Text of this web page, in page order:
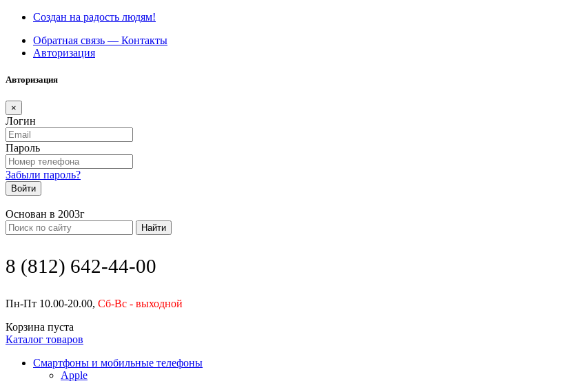
Создан на радость людям!
Обратная связь — Контакты
Авторизация
Авторизация
×
Логин
Пароль
Забыли пароль?
Войти
Основан в 2003г
Найти
8 (812) 642-44-00
Пн-Пт 10.00-20.00, Сб-Вс - выходной
Корзина пуста
Каталог товаров
Смартфоны и мобильные телефоны
Apple